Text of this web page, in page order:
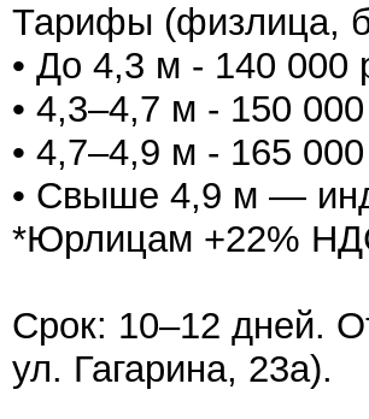
Тарифы (физлица,
• До 4,3 м - 140 000
• 4,3–4,7 м - 150
• 4,7–4,9 м - 165
• Свыше 4,9 м —
*Юрлицам +22%
Срок: 10–12 дней.
ул. Гагарина, 23а).